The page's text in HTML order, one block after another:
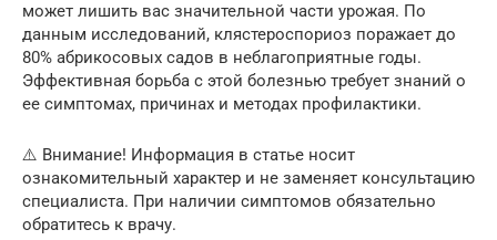
может лишить вас значительной части урожая. По
данным исследований, клястероспориоз поражает до
80% абрикосовых садов в неблагоприятные годы.
Эффективная борьба с этой болезнью требует знаний о
ее симптомах, причинах и методах профилактики.
⚠️ Внимание! Информация в статье носит
ознакомительный характер и не заменяет консультацию
специалиста. При наличии симптомов обязательно
обратитесь к врачу.